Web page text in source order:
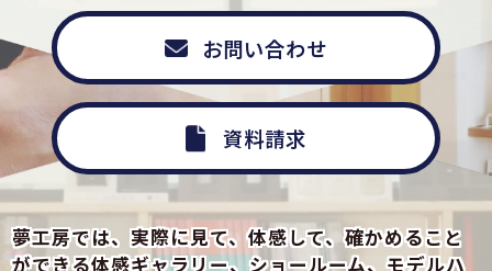
お問い合わせ
資料請求
夢工房では、実際に見て、体感して、確かめること
ができる体感ギャラリー、ショールーム、モデルハ